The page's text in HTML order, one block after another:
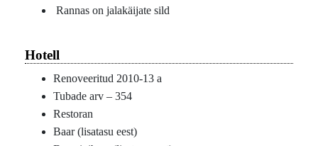
Rannas on jalakäijate sild
Hotell
Renoveeritud 2010-13 a
Tubade arv – 354
Restoran
Baar (lisatasu eest)